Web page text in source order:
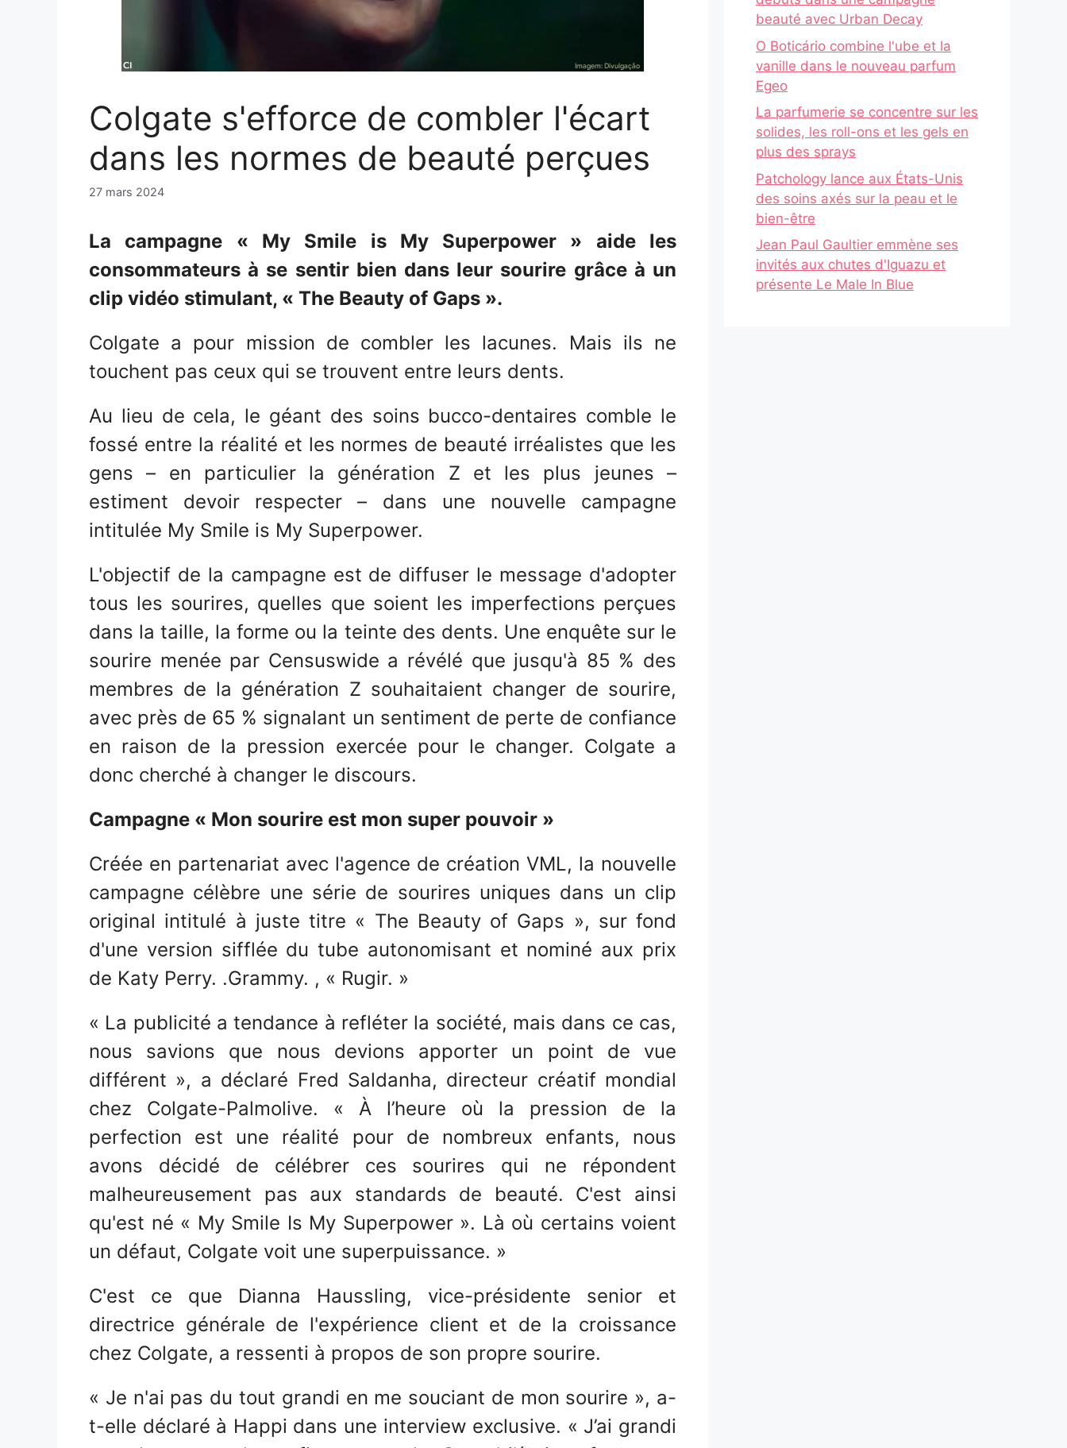
Colgate s'efforce de combler l'écart
dans les normes de beauté perçues
27 mars 2024
La campagne « My Smile is My Superpower » aide les
consommateurs à se sentir bien dans leur sourire grâce à un
clip vidéo stimulant, « The Beauty of Gaps ».
Colgate a pour mission de combler les lacunes. Mais ils ne
touchent pas ceux qui se trouvent entre leurs dents.
Au lieu de cela, le géant des soins bucco-dentaires comble le
fossé entre la réalité et les normes de beauté irréalistes que les
gens – en particulier la génération Z et les plus jeunes –
estiment devoir respecter – dans une nouvelle campagne
intitulée My Smile is My Superpower.
L'objectif de la campagne est de diffuser le message d'adopter
tous les sourires, quelles que soient les imperfections perçues
dans la taille, la forme ou la teinte des dents. Une enquête sur le
sourire menée par Censuswide a révélé que jusqu'à 85 % des
membres de la génération Z souhaitaient changer de sourire,
avec près de 65 % signalant un sentiment de perte de confiance
en raison de la pression exercée pour le changer. Colgate a
donc cherché à changer le discours.
Campagne « Mon sourire est mon super pouvoir »
Créée en partenariat avec l'agence de création VML, la nouvelle
campagne célèbre une série de sourires uniques dans un clip
original intitulé à juste titre « The Beauty of Gaps », sur fond
d'une version sifflée du tube autonomisant et nominé aux prix
de Katy Perry. .Grammy. , « Rugir. »
« La publicité a tendance à refléter la société, mais dans ce cas,
nous savions que nous devions apporter un point de vue
différent », a déclaré Fred Saldanha, directeur créatif mondial
chez Colgate-Palmolive. « À l’heure où la pression de la
perfection est une réalité pour de nombreux enfants, nous
avons décidé de célébrer ces sourires qui ne répondent
malheureusement pas aux standards de beauté. C'est ainsi
qu'est né « My Smile Is My Superpower ». Là où certains voient
un défaut, Colgate voit une superpuissance. »
C'est ce que Dianna Haussling, vice-présidente senior et
directrice générale de l'expérience client et de la croissance
chez Colgate, a ressenti à propos de son propre sourire.
« Je n'ai pas du tout grandi en me souciant de mon sourire », a-
t-elle déclaré à Happi dans une interview exclusive. « J’ai grandi
beauté avec Urban Decay
O Boticário combine l'ube et la
vanille dans le nouveau parfum
Egeo
La parfumerie se concentre sur les
solides, les roll-ons et les gels en
plus des sprays
Patchology lance aux États-Unis
des soins axés sur la peau et le
bien-être
Jean Paul Gaultier emmène ses
invités aux chutes d'Iguazu et
présente Le Male In Blue